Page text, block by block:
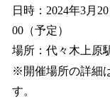
日時：2024年3月
00（予定）
場所：代々木上原
※開催場所の詳細
す。